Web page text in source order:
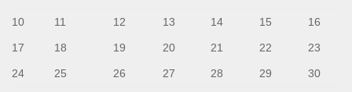
10 11 12 13 14 15 16
17 18 19 20 21 22 23
24 25 26 27 28 29 30